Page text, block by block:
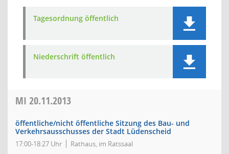
Tagesordnung öffentlich
Niederschrift öffentlich
MI 20.11.2013
öffentliche/nicht öffentliche Sitzung des Bau- und
Verkehrsausschusses der Stadt Lüdenscheid
17:00-18:27 Uhr Rathaus, im Ratssaal